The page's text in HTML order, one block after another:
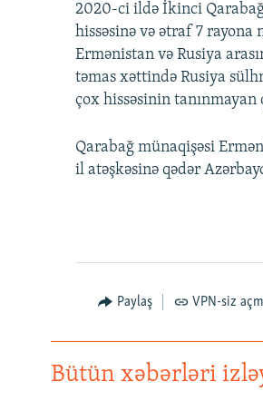
2020-ci ildə İkinci
hissəsinə və ətraf 7 rayona
Ermənistan və Rusiya
təmas xəttində Rusiya
çox hissəsinin
Qarabağ münaqişəsi
il atəşkəsinə qədər
Paylaş VPN-siz
Bütün xəbərləri